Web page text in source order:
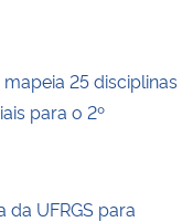
25 disciplinas
para o 2º
UFRGS para